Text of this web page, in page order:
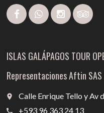
ISLAS GALÁPAGOS TOUR
Representaciones Aftin SAS
place Calle Enrique Tello y Av
call +593 96 363 24 13